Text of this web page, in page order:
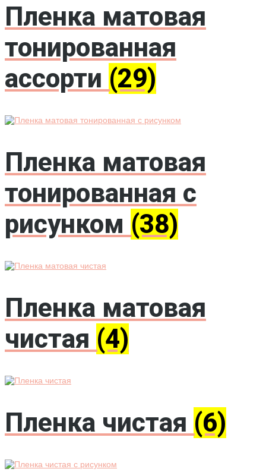
Пленка матовая
тонированная
ассорти (29)
Пленка матовая
тонированная с
рисунком (38)
Пленка матовая
чистая (4)
Пленка чистая (6)